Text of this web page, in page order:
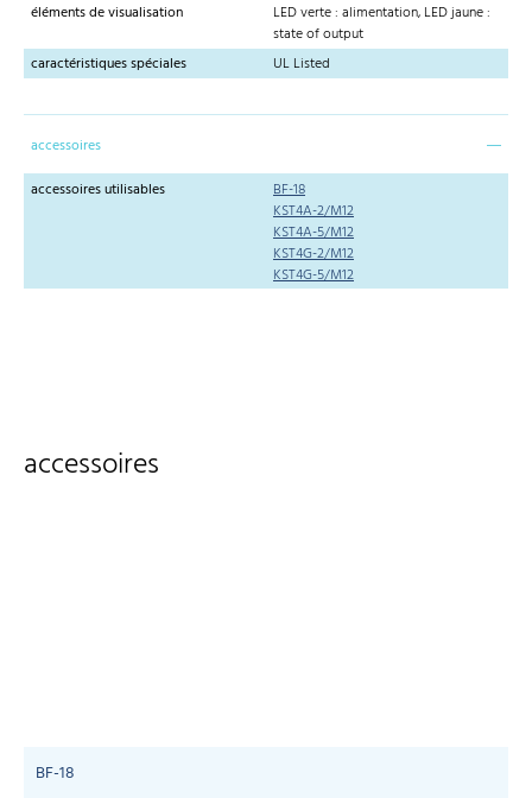
éléments de visualisation
LED verte : alimentation, LED jaune :
state of output
caractéristiques spéciales
UL Listed
accessoires
accessoires utilisables
BF-18
KST4A-2/M12
KST4A-5/M12
KST4G-2/M12
KST4G-5/M12
accessoires
BF-18